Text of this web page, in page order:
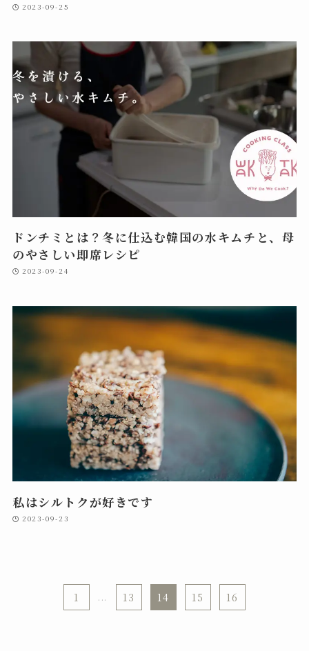
2023-09-25
ドンチミとは？冬に仕込む韓国の水キムチと、母
のやさしい即席レシピ
2023-09-24
私はシルトクが好きです
2023-09-23
1 ... 13 14 15 16